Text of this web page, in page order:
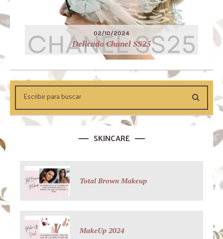
02/10/2024
Delicado Chanel SS25
SKINCARE
Total Brown Makeup
MakeUp 2024